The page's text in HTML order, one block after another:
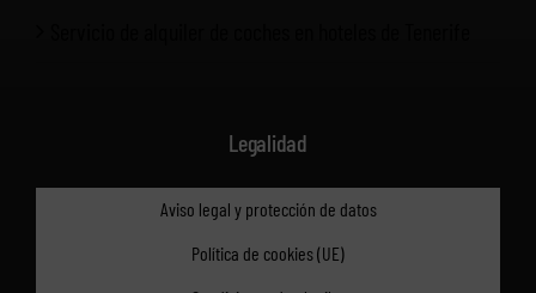
Legalidad
Aviso legal y protección de datos
Política de cookies (UE)